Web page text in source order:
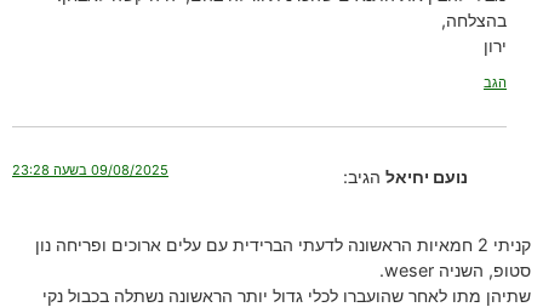
בהצלחה,
ירון
הגב
נועם יחיאל הגיב: 09/08/2025 בשעה 23:28
קניתי 2 חמאיות הראשונה לדעתי הברידית עם עלים ארוכים ופריחה נון
סטופ, השניה weser.
שתיהן מתו לאחר שהועברו לכלי גדול יותר הראשונה נשתלה בכבול נקי